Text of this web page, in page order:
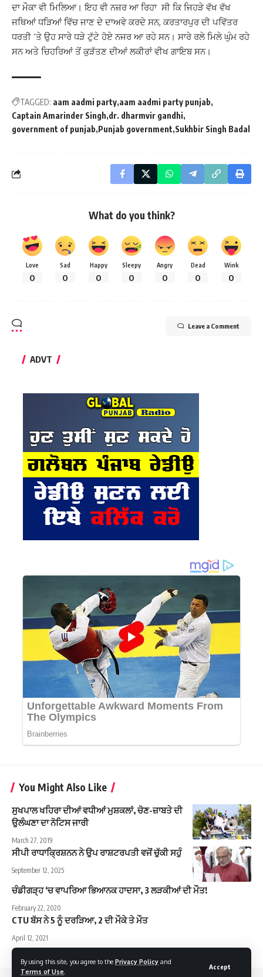
By using this site, you agree to the Privacy Policy and
Terms of Use
Accept
ਦਾ ਮੌਕਾ ਵੀ ਮਿਲਿਆ। ਇਹ ਵੀ ਨਜ਼ਰ ਆ ਰਿਹਾ ਸੀ ਕਿ ਜਿਹੜੇ ਵੱਖ ਵੱਖ
ਜਥਿਆਂ ਧੜਿਆਂ ਵਿੱਚ ਜਾਣ ਦੇ ਦਾਅਵੇ ਕਰਦੇ ਸਨ, ਕਰਤਾਰਪੁਰ ਦੀ ਪਵਿੱਤਰ
ਧਰਤੀ ‘ਤੇ ਉਹ ਸਾਰੇ ਧੜੇ ਟੁੱਟੇ ਹੋਏ ਨਜਰ ਆ ਰਹੇ ਸਨ। ਸਾਰੇ ਰਲੇ ਮਿਲੇ ਘੁੰਮ ਰਹੇ
ਸਨ ਅਤੇ ਚਿਹਰਿਆਂ ਤੋਂ ਕੁੜੱਤਣ ਦੀਆਂ ਲਕੀਰਾਂ ਵੀਖ ਗਾਇਬ ਸਨ।
TAGGED: aam aadmi party aam aadmi party punjab
Captain Amarinder Singh dr. dharmvir gandhi
government of punjab Punjab government Sukhbir Singh Badal
What do you think?
Love
0
Sad
0
Happy
0
Sleepy
0
Angry
0
Dead
0
Wink
0
Leave a Comment
ADVT
You Might Also Like
ਸੁਖਪਾਲ ਖਹਿਰਾ ਦੀਆਂ ਵਧੀਆਂ ​​​​​​​ਮੁਸ਼ਕਲਾਂ, ਚੋਣ-ਜ਼ਾਬਤੇ ਦੀ
ਉਲੰਘਣਾ ਦਾ ਨੋਟਿਸ ਜਾਰੀ
March 27, 2019
ਸੀਪੀ ਰਾਧਾਕ੍ਰਿਸ਼ਨਨ ਨੇ ਉਪ ਰਾਸ਼ਟਰਪਤੀ ਵਜੋਂ ਚੁੱਕੀ ਸਹੁੰ
September 12, 2025
ਚੰਡੀਗੜ੍ਹ ‘ਚ ਵਾਪਰਿਆ ਭਿਆਨਕ ਹਾਦਸਾ, 3 ਲੜਕੀਆਂ ਦੀ ਮੌਤ!
February 22, 2020
CTU ਬੱਸ ਨੇ 5 ਨੂੰ ਦਰੜਿਆ, 2 ਦੀ ਮੌਕੇ ਤੇ ਮੌਤ
April 12, 2021